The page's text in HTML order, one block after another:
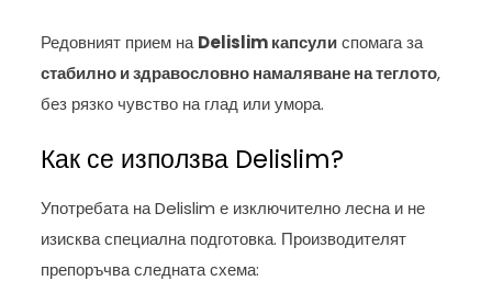
Редовният прием наDelislim капсулиспомага за
стабилно и здравословно намаляване на теглото,
без рязко чувство на глад или умора.
Как се използва Delislim?
Употребата на Delislim е изключително лесна и не
изисква специална подготовка. Производителят
препоръчва следната схема: